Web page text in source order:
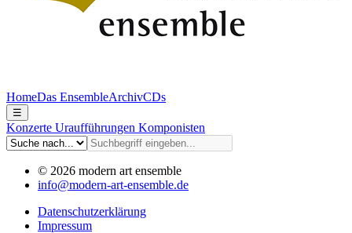
HomeDas EnsembleArchivCDs
☰
Konzerte Uraufführungen Komponisten
© 2026 modern art ensemble
info@modern-art-ensemble.de
Datenschutzerklärung
Impressum